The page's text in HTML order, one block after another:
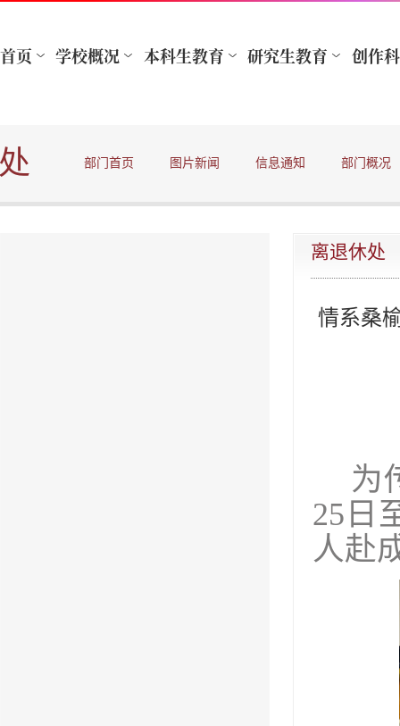
部门首页 图片新闻 信息通知 部门概况
离退休处
情系桑
为
25日
人赴